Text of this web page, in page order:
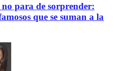
para de sorprender:
que se suman a la